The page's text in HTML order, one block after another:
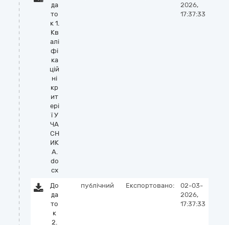
да
то
к 1.
Кв
алі
фі
ка
цій
ні
кр
ит
ері
ї У
ЧА
СН
ИК
А.
do
cx
2026,
17:37:33
До
да
то
к
2.
публічний Експортовано:
02-03-
2026,
17:37:33